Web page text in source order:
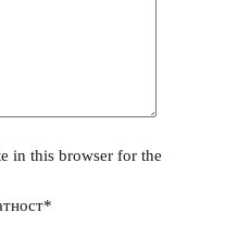
in this browser for the
*